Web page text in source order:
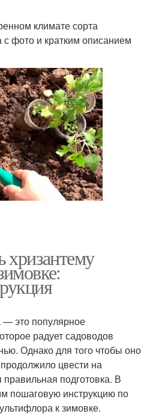
климате сорта
фото и кратким описанием
хризантему
это популярное
радует садоводов
Однако для того чтобы оно
цвести на
подготовка. В
пошаговую инструкцию по
к зимовке.